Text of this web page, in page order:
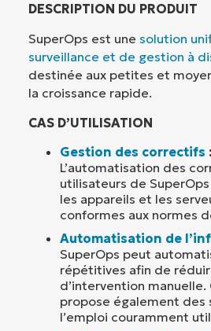
DESCRIPTION DU PRODUIT
SuperOps est une solution
surveillance et de gestion à
destinée aux petites et
la croissance rapide.
CAS D’UTILISATION
Gestion des correctifs :
L’automatisation des
utilisateurs de SuperOps
les appareils et les
conformes aux normes
Automatisation de
SuperOps peut
répétitives afin de
d’intervention
propose également des
l’emploi couramment